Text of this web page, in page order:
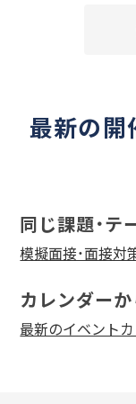
最新の開
同じ課題・テ
模擬面接・面接対
カレンダー
最新のイベント